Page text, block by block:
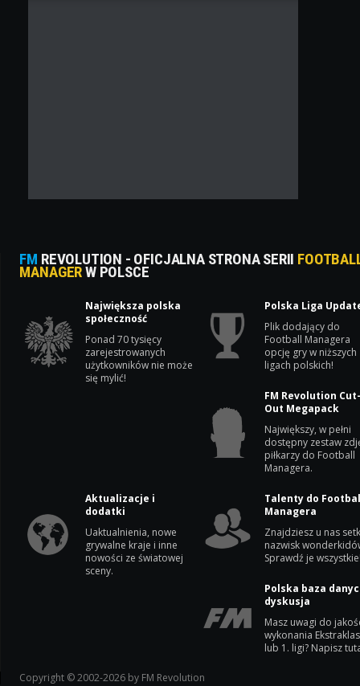
FM REVOLUTION - OFICJALNA STRONA SERII
MANAGERW POLSCE
Największa polska
społeczność
Ponad 70 tysięcy
zarejestrowanych
użytkowników nie może
się mylić!
Polska Liga
Plik dodający do
Football Managera
opcję gry w niższych
ligach polskich!
FM Revolution
Out Megapack
Największy, w pełni
dostępny zestaw
piłkarzy do Football
Managera.
Aktualizacje i
dodatki
Uaktualnienia, nowe
grywalne kraje i inne
nowości ze światowej
sceny.
Talenty do
Managera
Znajdziesz u nas
nazwisk
Sprawdź je
Polska baza
dyskusja
Masz uwagi do
wykonania
lub 1. ligi? Napisz
Copyright © 2002-2026 by FM Revolution